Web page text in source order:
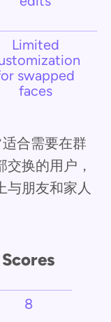
Limited
swapped
faces
合需要在群
换的用户，
与朋友和家人
Scores
8